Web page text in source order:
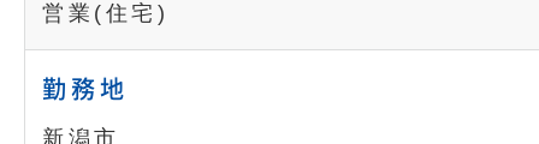
営業(住宅)
勤務地
新潟市